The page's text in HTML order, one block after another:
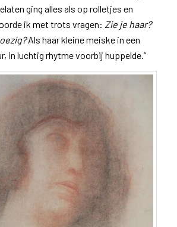
ging alles als op rolletjes en
ik met trots vragen: Zie je haar?
Als haar kleine meiske in een
in luchtig rhytme voorbij huppelde.”